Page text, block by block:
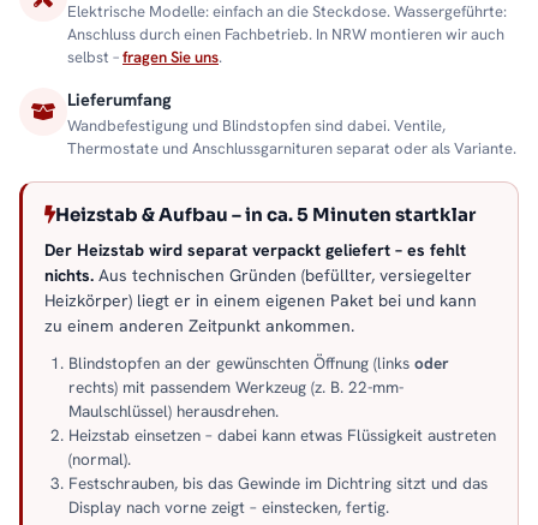
Elektrische Modelle: einfach an die Steckdose. Wassergeführte:
Anschluss durch einen Fachbetrieb. In NRW montieren wir auch
selbst –fragen Sie uns.
Lieferumfang
Wandbefestigung und Blindstopfen sind dabei. Ventile,
Thermostate und Anschlussgarnituren separat oder als Variante.
Heizstab & Aufbau – in ca. 5 Minuten startklar
Der Heizstab wird separat verpackt geliefert – es fehlt
nichts. Aus technischen Gründen (befüllter, versiegelter
Heizkörper) liegt er in einem eigenen Paket bei und kann
zu einem anderen Zeitpunkt ankommen.
Blindstopfen an der gewünschten Öffnung (links oder
rechts) mit passendem Werkzeug (z. B. 22-mm-
Maulschlüssel) herausdrehen.
Heizstab einsetzen – dabei kann etwas Flüssigkeit austreten
(normal).
Festschrauben, bis das Gewinde im Dichtring sitzt und das
Display nach vorne zeigt – einstecken, fertig.